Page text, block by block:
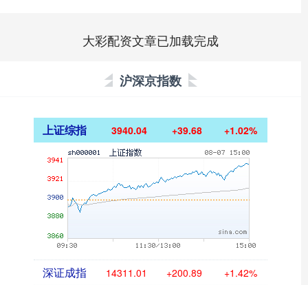
大彩配资文章已加载完成
沪深京指数
上证综指 3940.04 +39.68 +1.02%
深证成指 14311.01 +200.89 +1.42%